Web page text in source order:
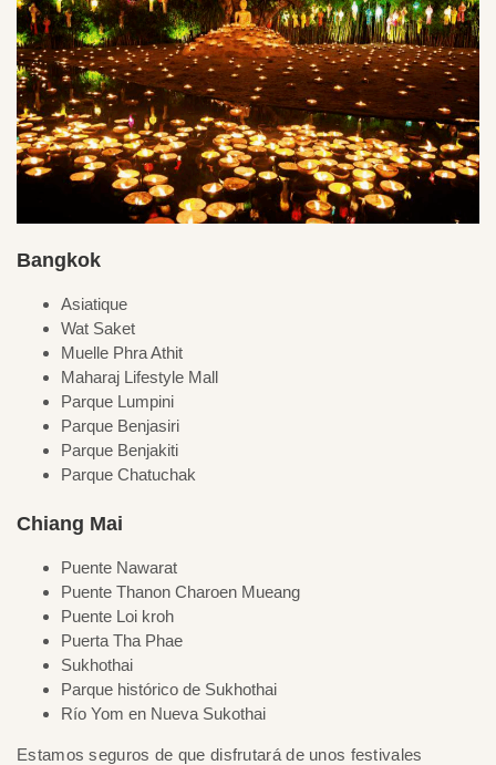
Bangkok
Asiatique
Wat Saket
Muelle Phra Athit
Maharaj Lifestyle Mall
Parque Lumpini
Parque Benjasiri
Parque Benjakiti
Parque Chatuchak
Chiang Mai
Puente Nawarat
Puente Thanon Charoen Mueang
Puente Loi kroh
Puerta Tha Phae
Sukhothai
Parque histórico de Sukhothai
Río Yom en Nueva Sukothai
Estamos seguros de que disfrutará de unos festivales